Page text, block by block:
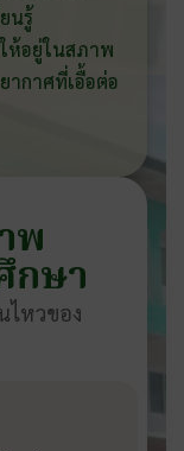
นรู้
ห้อยู่ในสภาพ
กาศที่เอื้อต่อ
พ
กษา
ไหวของ